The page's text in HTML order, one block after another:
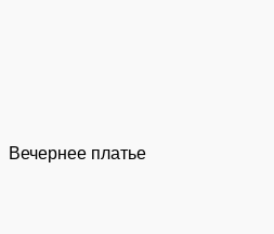
Вечернее платье